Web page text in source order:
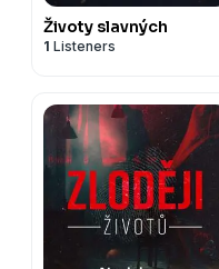
Životy slavných
1 Listeners